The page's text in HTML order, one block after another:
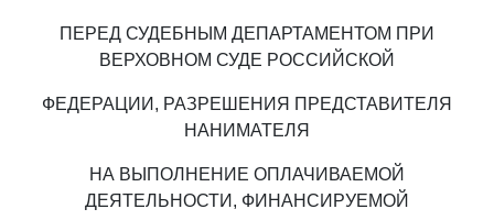
ПЕРЕД СУДЕБНЫМ ДЕПАРТАМЕНТОМ ПРИ
ВЕРХОВНОМ СУДЕ РОССИЙСКОЙ
ФЕДЕРАЦИИ, РАЗРЕШЕНИЯ ПРЕДСТАВИТЕЛЯ
НАНИМАТЕЛЯ
НА ВЫПОЛНЕНИЕ ОПЛАЧИВАЕМОЙ
ДЕЯТЕЛЬНОСТИ, ФИНАНСИРУЕМОЙ